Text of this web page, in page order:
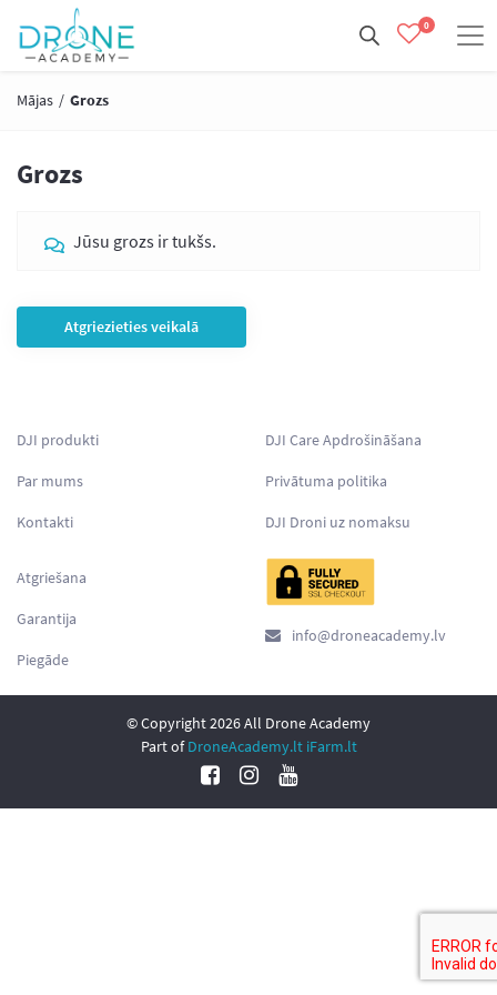
0
Mājas / Grozs
Grozs
Jūsu grozs ir tukšs.
Atgriezieties veikalā
DJI produkti
Par mums
Kontakti
DJI Care Apdrošināšana
Privātuma politika
DJI Droni uz nomaksu
Atgriešana
Garantija
Piegāde
info@droneacademy.lv
© Copyright 2026 All Drone Academy
Part ofDroneAcademy.lt iFarm.lt